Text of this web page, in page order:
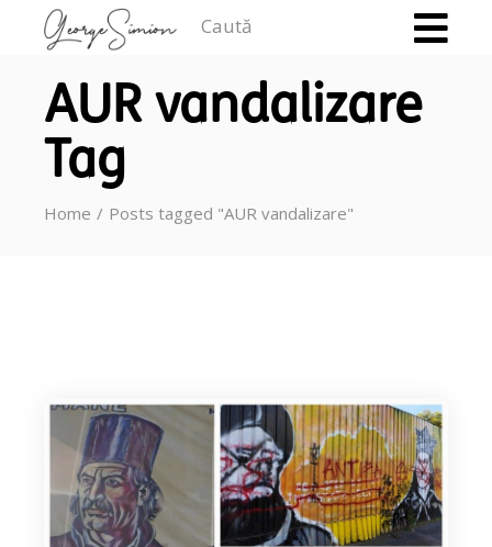
AUR vandalizare
Tag
Home Posts tagged "AUR vandalizare"